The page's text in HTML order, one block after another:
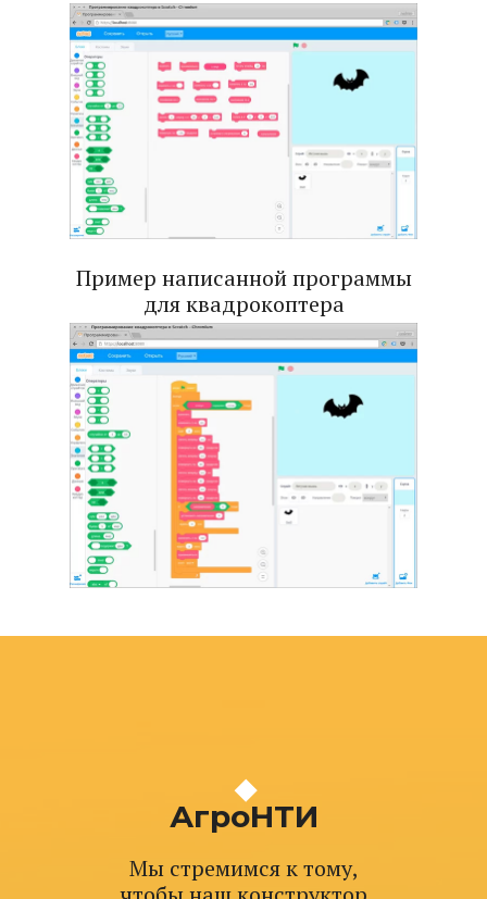
Пример написанной программы
для квадрокоптера
АгроНТИ
Мы стремимся к тому,